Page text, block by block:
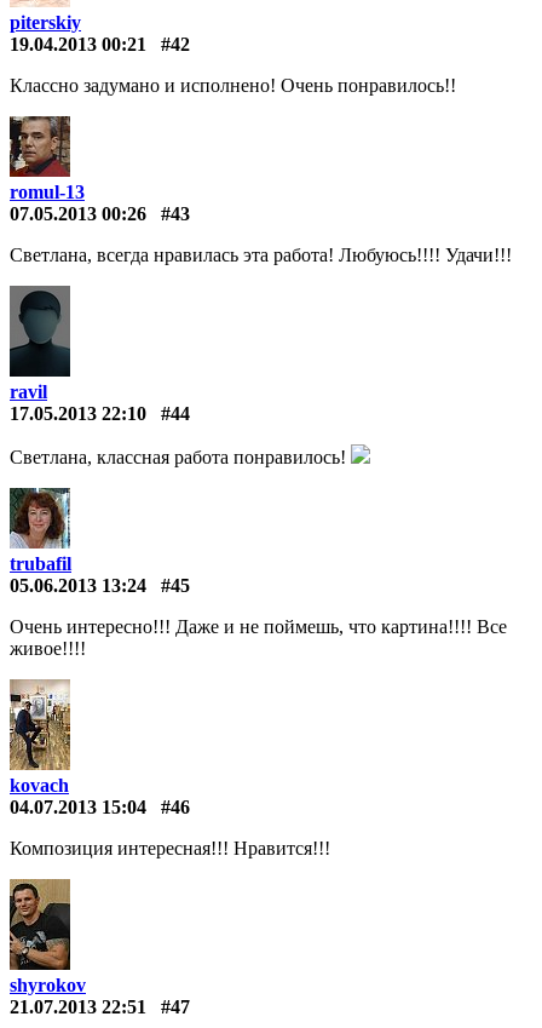
piterskiy
19.04.2013 00:21
#42
Классно задумано и исполнено! Очень понравилось!!
romul-13
07.05.2013 00:26
#43
Светлана, всегда нравилась эта работа! Любуюсь!!!! Удачи!!!
ravil
17.05.2013 22:10
#44
Светлана, классная работа понравилось!
trubafil
05.06.2013 13:24
#45
Очень интересно!!! Даже и не поймешь, что картина!!!! Все
живое!!!!
kovach
04.07.2013 15:04
#46
Композиция интересная!!! Нравится!!!
shyrokov
21.07.2013 22:51
#47